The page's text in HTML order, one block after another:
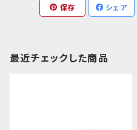
保存 シェア
最近チェックした商品